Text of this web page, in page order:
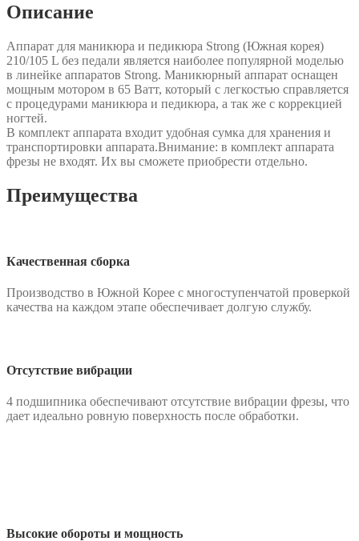
Корея
Описание
Аппарат для маникюра и педикюра Strong (Южная корея)
210/105 L без педали является наиболее популярной моделью
в линейке аппаратов Strong. Маникюрный аппарат оснащен
мощным мотором в 65 Ватт, который с легкостью справляется
с процедурами маникюра и педикюра, а так же с коррекцией
ногтей.
В комплект аппарата входит удобная сумка для хранения и
транспортировки аппарата.Внимание: в комплект аппарата
фрезы не входят. Их вы сможете приобрести отдельно.
Преимущества
Качественная сборка
Производство в Южной Корее с многоступенчатой проверкой
качества на каждом этапе обеспечивает долгую службу.
Отсутствие вибрации
4 подшипника обеспечивают отсутствие вибрации фрезы, что
дает идеально ровную поверхность после обработки.
Высокие обороты и мощность